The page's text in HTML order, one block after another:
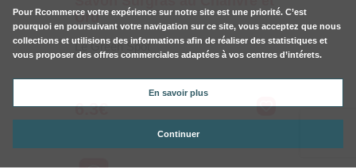
Uru
Le Green Spot
6.3€
Pour Rcommerce votre expérience sur notre site est une priorité. C’est
pourquoi en poursuivant votre navigation sur ce site, vous acceptez que nous
collections et utilisions des informations afin de réaliser des statistiques et
vous proposer des offres commerciales adaptées à vos centres d’intérets.
En savoir plus
Continuer